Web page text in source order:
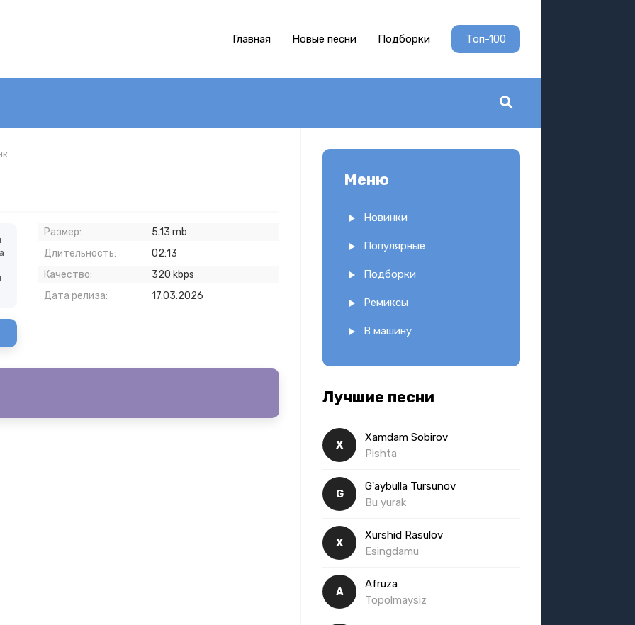
Главная Новые песни Подборки Топ-100
Размер:
5.13 mb
Длительность:
02:13
Качество:
320 kbps
Дата релиза:
17.03.2026
Меню
Новинки
Популярные
Подборки
Ремиксы
В машину
Лучшие песни
X
Xamdam Sobirov
Pishta
G
G'aybulla Tursunov
Bu yurak
X
Xurshid Rasulov
Esingdamu
A
Afruza
Topolmaysiz